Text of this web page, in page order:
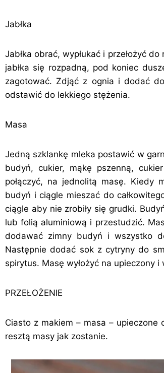
Jabłka
Jabłka obrać, wypłukać i przełożyć
jabłka się rozpadną, pod koniec
zagotować. Zdjąć z ognia i dodać
odstawić do lekkiego stężenia.
Masa
Jedną szklankę mleka postawić w
budyń, cukier, mąkę pszenną,
połączyć, na jednolitą masę.
budyń i ciągle mieszać do
ciągle aby nie zrobiły się grudki.
lub folią aluminiową i przestudzić.
dodawać zimny budyń i wszystko
Następnie dodać sok z cytryny do
spirytus. Masę wyłożyć na upieczony
PRZEŁOŻENIE
Ciasto z makiem – masa –
resztą masy jak zostanie.